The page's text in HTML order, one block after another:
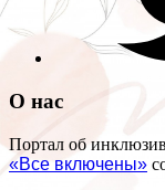
О нас
Портал об
«Все включены»